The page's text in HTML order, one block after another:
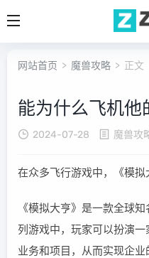
网站首页 > 魔兽攻略 > 正文
能为什么飞机他
2024-07-28 魔兽攻
在众多飞行游戏中，《模
《模拟大亨》是一款全球
列游戏中，玩家可以扮演一
业务和项目，从而实现企